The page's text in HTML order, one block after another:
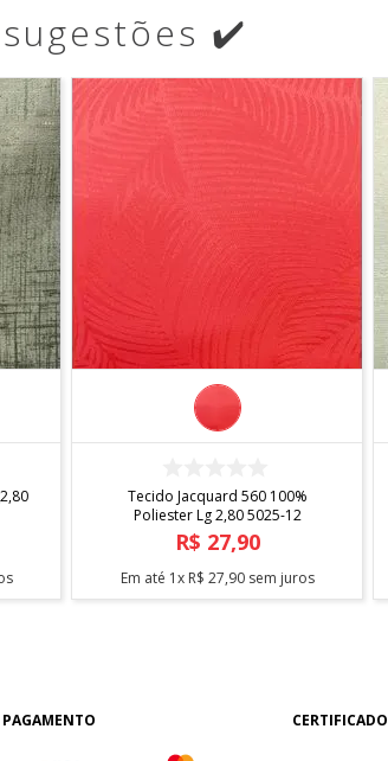
✔️
Tecido Jacquard 560 100%
Poliester Lg 2,80 5025-12
R$ 27,90
Em até 1x R$ 27,90sem juros
CERTIFICADO